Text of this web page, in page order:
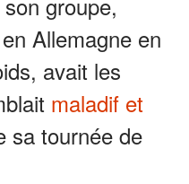
Allemagne en
avait les
maladif et
sa tournée de